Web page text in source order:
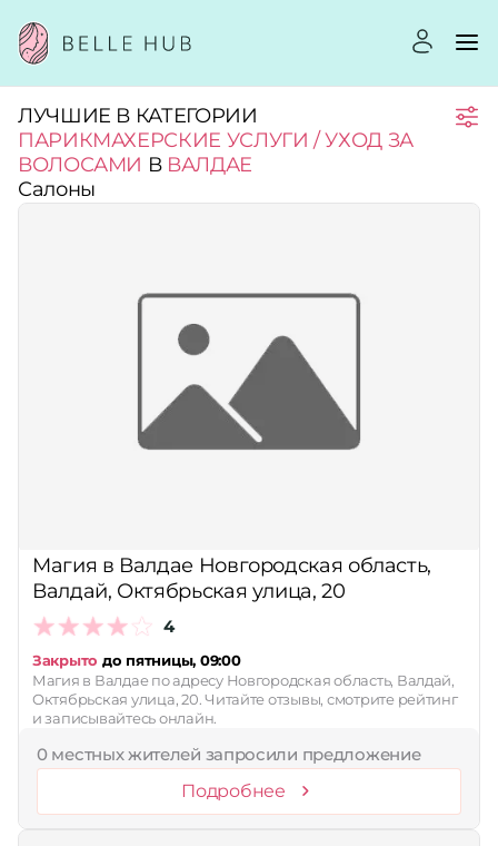
Город:
Категории:
Принимает сертификаты
ЛУЧШИЕ В КАТЕГОРИИ
ПАРИКМАХЕРСКИЕ УСЛУГИ / УХОД ЗА
ВОЛОСАМИ В ВАЛДАЕ
Салоны
Магия в Валдае Новгородская область,
Валдай, Октябрьская улица, 20
4
Закрыто до пятницы, 09:00
Магия в Валдае по адресу Новгородская область, Валдай,
Октябрьская улица, 20. Читайте отзывы, смотрите рейтинг
и записывайтесь онлайн.
0 местных жителей запросили предложение
Подробнее